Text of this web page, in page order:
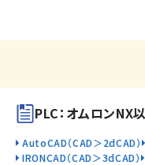
PLC：オムロンNX
AutoCAD（CAD＞2dCAD）
IRONCAD（CAD＞3dCAD）